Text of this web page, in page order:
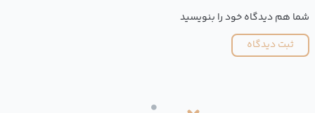
شما هم دیدگاه خود را بنویسید
ثبت دیدگاه